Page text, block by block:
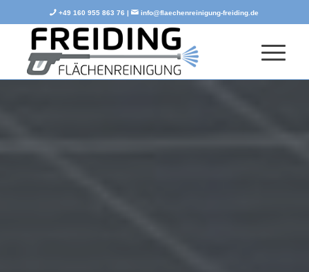
+49 160 955 863 76 | info@flaechenreinigung-freiding.de